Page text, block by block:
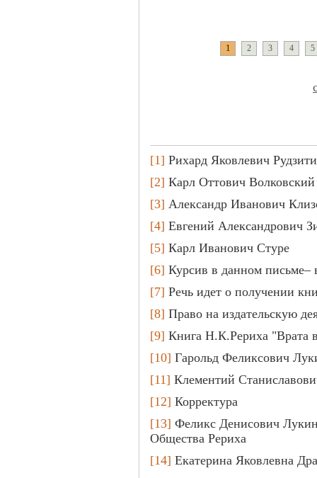
1 2 3 4 5
[1] Рихард Яковлевич
[2] Карл Оттович Волковский
[3] Александр Иванович
[4] Евгений Александрович
[5] Карл Иванович Стуре
[6] Курсив в данном
[7] Речь идет о получении
[8] Право на издательскую
[9] Книга Н.К.Рериха "Врата
[10] Гарольд Феликсович
[11] Клементий
[12] Корректура
[13] Феликс Денисович
Общества Рериха
[14] Екатерина Яковлевна